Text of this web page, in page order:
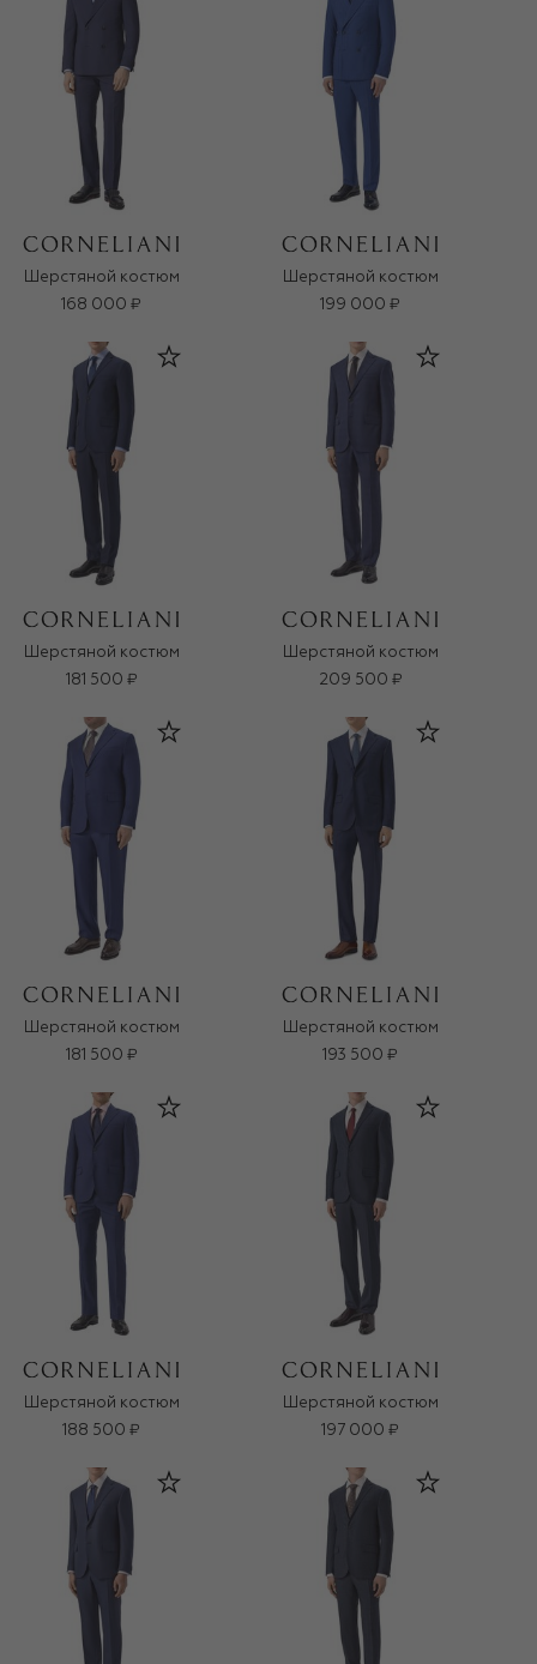
Шерстяной костюм
168 000 ₽
Шерстяной костюм
199 000 ₽
Шерстяной костюм
181 500 ₽
Шерстяной костюм
209 500 ₽
Шерстяной костюм
181 500 ₽
Шерстяной костюм
193 500 ₽
Шерстяной костюм
188 500 ₽
Шерстяной костюм
197 000 ₽